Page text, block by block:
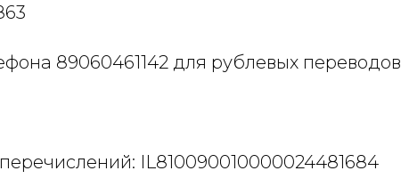
89060461142 для рублевых переводов
IL810090010000024481684